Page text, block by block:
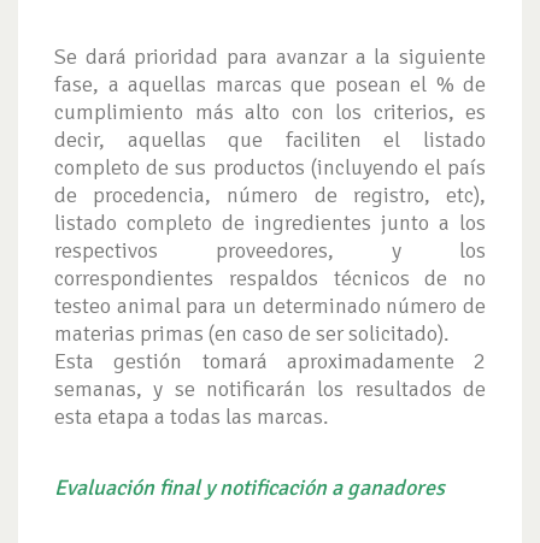
Se dará prioridad para avanzar a la siguiente
fase, a aquellas marcas que posean el % de
cumplimiento más alto con los criterios, es
decir, aquellas que faciliten el listado
completo de sus productos (incluyendo el país
de procedencia, número de registro, etc),
listado completo de ingredientes junto a los
respectivos proveedores, y los
correspondientes respaldos técnicos de no
testeo animal para un determinado número de
materias primas (en caso de ser solicitado).
Esta gestión tomará aproximadamente 2
semanas, y se notificarán los resultados de
esta etapa a todas las marcas.
Evaluación final y notificación a ganadores